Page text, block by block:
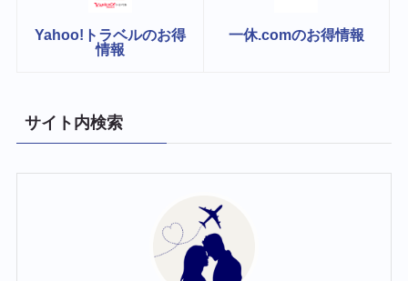
Yahoo!トラベルのお得
情報
一休.comのお得情報
サイト内検索